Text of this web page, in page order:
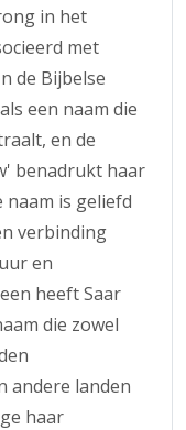
in het
met
de Bijbelse
een naam die
en de
benadrukt haar
is geliefd
verbinding
en
heeft Saar
die zowel
andere landen
haar